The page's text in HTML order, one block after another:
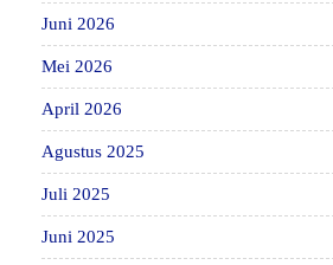
Juni 2026
Mei 2026
April 2026
Agustus 2025
Juli 2025
Juni 2025